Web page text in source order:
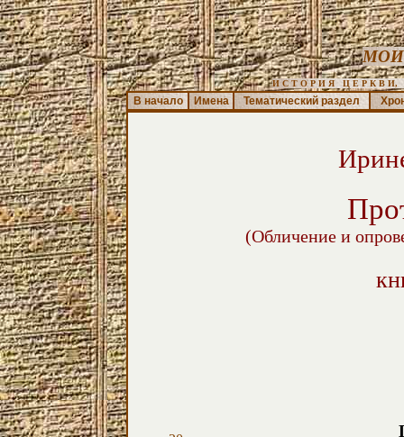
И С Т О Р И Я   Ц Е Р К В И,
В начало Имена Тематический раздел
(Обличение и